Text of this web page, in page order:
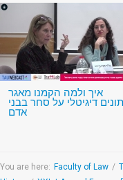
איך ולמה הקמנו מאגר
דיגיטלי על סחר בבני
אדם
You are here: Faculty of Law /